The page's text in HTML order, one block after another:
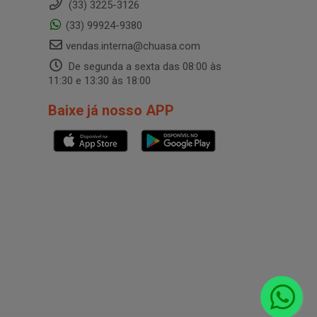
(33) 3225-3126
(33) 99924-9380
vendas.interna@chuasa.com
De segunda a sexta das 08:00 às
11:30 e 13:30 às 18:00
Baixe já nosso APP